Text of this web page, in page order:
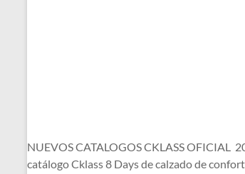
NUEVOS CATALOGOS CKLASS OFICIAL
catálogo Cklass 8 Days de calzado de